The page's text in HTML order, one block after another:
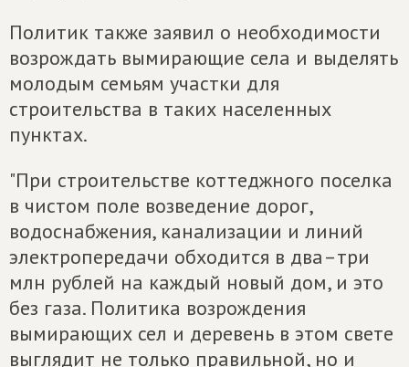
Политик также заявил о необходимости
возрождать вымирающие села и выделять
молодым семьям участки для
строительства в таких населенных
пунктах.
"При строительстве коттеджного поселка
в чистом поле возведение дорог,
водоснабжения, канализации и линий
электропередачи обходится в два–три
млн рублей на каждый новый дом, и это
без газа. Политика возрождения
вымирающих сел и деревень в этом свете
выглядит не только правильной, но и